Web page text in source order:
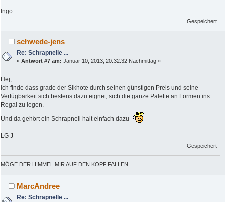
Ingo
Gespeichert
schwede-jens
Re: Schrapnelle ...
«Antwort #7 am: Januar 10, 2013, 20:32:32 Nachmittag »
Hej,
ich finde dass grade der Sikhote durch seinen günstigen Preis und seine
Verfügbarkeit sich bestens dazu eignet, sich die ganze Palette an Formen ins
Regal zu legen.
Und da gehört ein Schrapnell halt einfach dazu
LG J
Gespeichert
MÖGE DER HIMMEL MIR AUF DEN KOPF FALLEN...
MarcAndree
Re: Schrapnelle ...